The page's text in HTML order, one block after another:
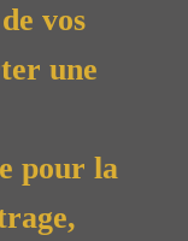
vos
une
pour la